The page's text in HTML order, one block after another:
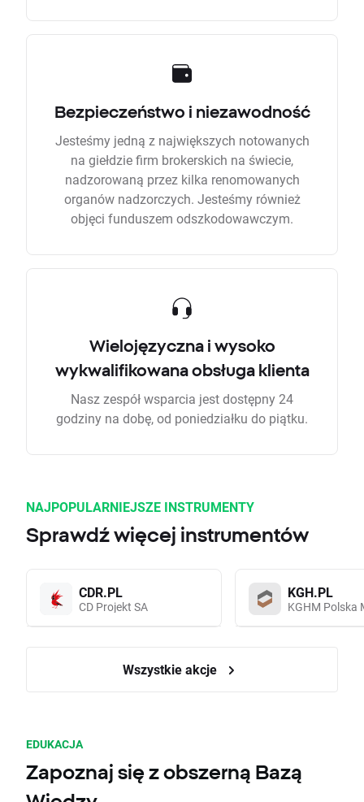
Bezpieczeństwo i niezawodność
Jesteśmy jedną z największych notowanych
na giełdzie firm brokerskich na świecie,
nadzorowaną przez kilka renomowanych
organów nadzorczych. Jesteśmy również
objęci funduszem odszkodowawczym.
Wielojęzyczna i wysoko
wykwalifikowana obsługa klienta
Nasz zespół wsparcia jest dostępny 24
godziny na dobę, od poniedziałku do piątku.
NAJPOPULARNIEJSZE INSTRUMENTY
Sprawdź więcej instrumentów
CDR.PL
CD Projekt SA
KGH.PL
KGHM Polska
Wszystkie akcje
EDUKACJA
Zapoznaj się z obszerną Bazą